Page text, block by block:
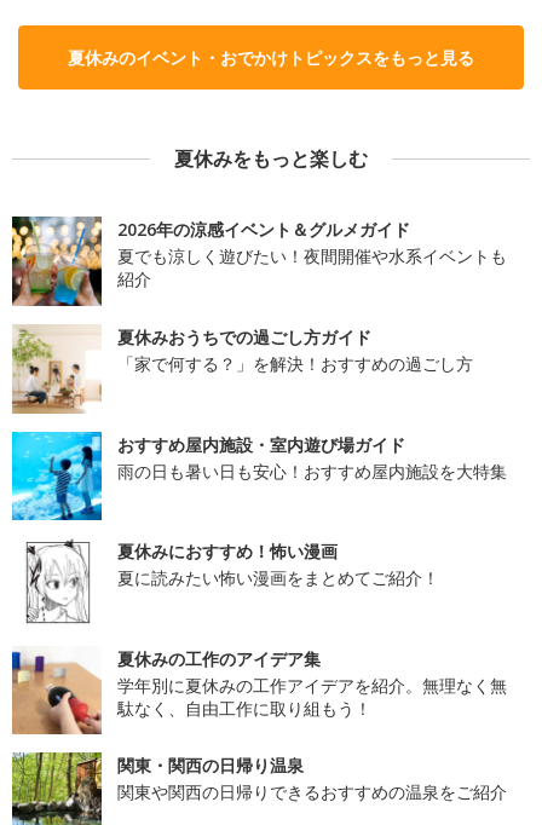
夏休みのイベント・おでかけトピックスをもっと見る
夏休みをもっと楽しむ
2026年の涼感イベント＆グルメガイド
夏でも涼しく遊びたい！夜間開催や水系イベントも
紹介
夏休みおうちでの過ごし方ガイド
「家で何する？」を解決！おすすめの過ごし方
おすすめ屋内施設・室内遊び場ガイド
雨の日も暑い日も安心！おすすめ屋内施設を大特集
夏休みにおすすめ！怖い漫画
夏に読みたい怖い漫画をまとめてご紹介！
夏休みの工作のアイデア集
学年別に夏休みの工作アイデアを紹介。無理なく無
駄なく、自由工作に取り組もう！
関東・関西の日帰り温泉
関東や関西の日帰りできるおすすめの温泉をご紹介